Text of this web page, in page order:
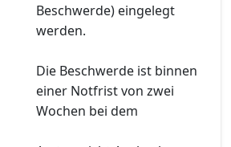
Beschwerde) eingelegt
werden.
Die Beschwerde ist binnen
einer Notfrist von zwei
Wochen bei dem